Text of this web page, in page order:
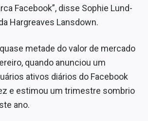
Facebook”, disse Sophie Lund-
Hargreaves Lansdown.
metade do valor de mercado
quando anunciou um
ativos diários do Facebook
e estimou um trimestre sombrio
ano.